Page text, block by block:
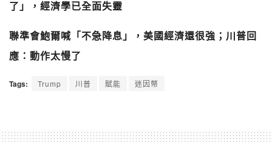
了」，經濟學已全面失靈
聯準會鮑爾喊「不急降息」，美國經濟還很強；川普回
應：動作太慢了
Tags: Trump 川普 賦能 迷因幣